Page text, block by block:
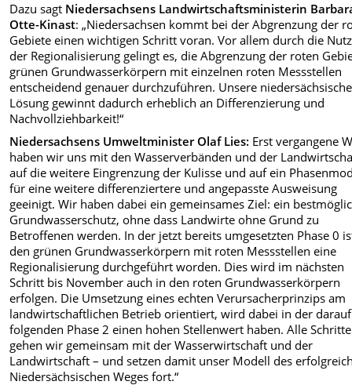
Dazu sagt Niedersachsens Landwirtschaftsministerin
Otte-Kinast: „Niedersachsen kommt bei der Abgrenzung der
Gebiete einen wichtigen Schritt voran. Vor allem durch die
der Regionalisierung gelingt es, die Abgrenzung der roten
grünen Grundwasserkörpern mit einzelnen roten Messstellen
entscheidend genauer durchzuführen. Unsere niedersächsische
Lösung gewinnt dadurch erheblich an Differenzierung und
Nachvollziehbarkeit!“
Niedersachsens Umweltminister Olaf Lies: Erst vergangene
haben wir uns mit den Wasserverbänden und der
auf die weitere Eingrenzung der Kulisse und auf ein
für eine weitere differenziertere und angepasste Ausweisung
geeinigt. Wir haben dabei ein gemeinsames Ziel: ein
Grundwasserschutz, ohne dass Landwirte ohne Grund zu
Betroffenen werden. In der jetzt bereits umgesetzten Phase 0
den grünen Grundwasserkörpern mit roten Messstellen eine
Regionalisierung durchgeführt worden. Dies wird im nächsten
Schritt bis November auch in den roten Grundwasserkörpern
erfolgen. Die Umsetzung eines echten Verursacherprinzips am
landwirtschaftlichen Betrieb orientiert, wird dabei in der darauf
folgenden Phase 2 einen hohen Stellenwert haben. Alle Schritte
gehen wir gemeinsam mit der Wasserwirtschaft und der
Landwirtschaft – und setzen damit unser Modell des
Niedersächsischen Weges fort.“